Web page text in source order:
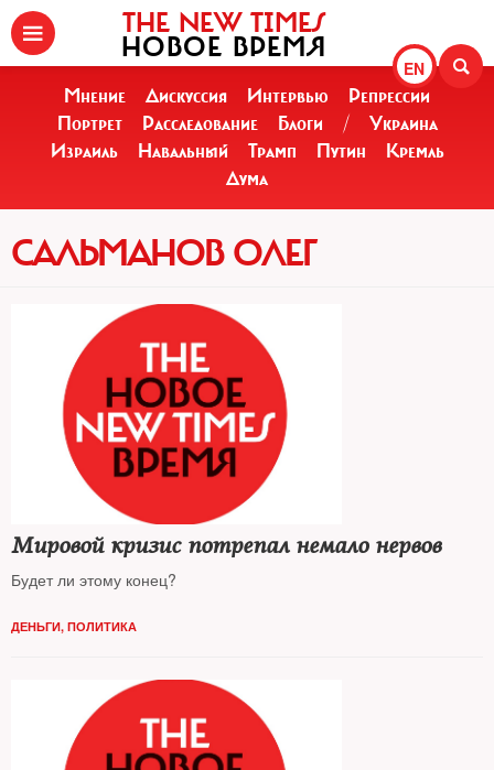
EN
THE NEW TIMES
НОВОЕ ВРЕМЯ
Мнение Дискуссия Интервью
Репрессии
Портрет
Расследование Блоги /
Украина
Израиль
Навальный Трамп Путин
Кремль
Дума
САЛЬМАНОВ ОЛЕГ
Мировой кризис потрепал немало нервов
Будет ли этому конец?
ДЕНЬГИ, ПОЛИТИКА